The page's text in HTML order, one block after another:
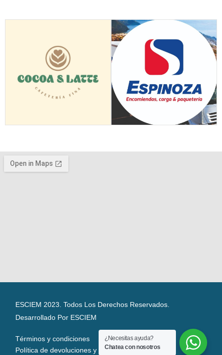
ESCIEM 2023. Todos Los Derechos Reservados.
Desarrollado Por ESCIEM
Términos y condiciones
Política de devoluciones y reembolsos
¿Necesitas ayuda?
Chatea con nosotros